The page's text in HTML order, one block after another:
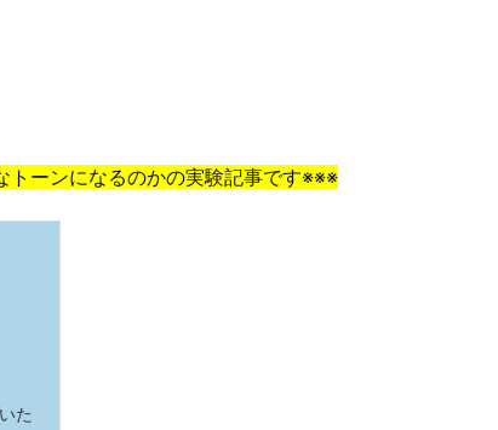
ーンになるのかの実験記事です※※※
た